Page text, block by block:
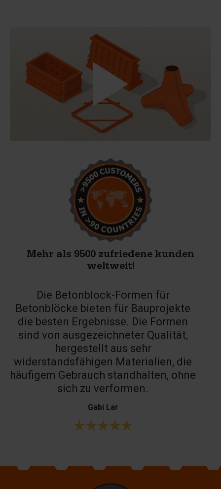
Mehr als 9500 zufriedene kunden
weltweit!
Die Betonblock-Formen für
Betonblöcke bieten für Bauprojekte
die besten Ergebnisse. Die Formen
sind von ausgezeichneter Qualität,
hergestellt aus sehr
widerstandsfähigen Materialien, die
häufigem Gebrauch standhalten, ohne
sich zu verformen.
Gabi Lar